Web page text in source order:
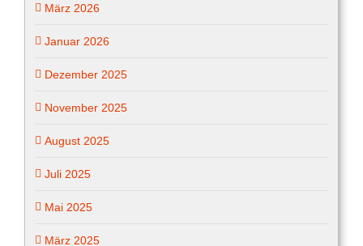
März 2026
Januar 2026
Dezember 2025
November 2025
August 2025
Juli 2025
Mai 2025
März 2025